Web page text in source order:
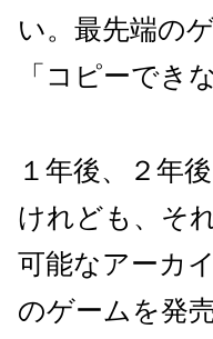
い。最先端の
「コピーでき
１年後、２年
けれども、そ
可能なアーカ
のゲームを発